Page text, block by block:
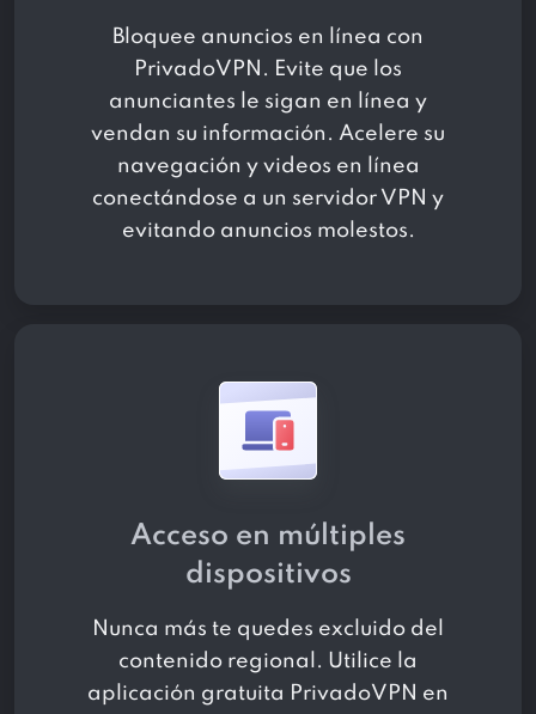
Bloquee anuncios en línea con
PrivadoVPN. Evite que los
anunciantes le sigan en línea y
vendan su información. Acelere su
navegación y videos en línea
conectándose a un servidor VPN y
evitando anuncios molestos.
Acceso en múltiples
dispositivos
Nunca más te quedes excluido del
contenido regional. Utilice la
aplicación gratuita PrivadoVPN en